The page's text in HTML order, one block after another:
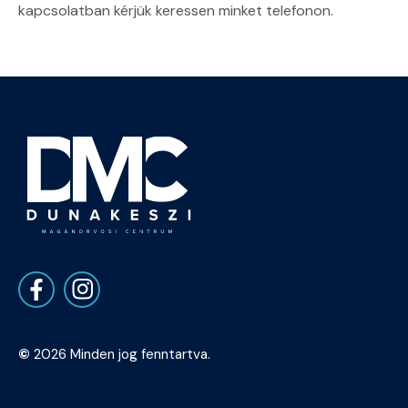
kapcsolatban kérjük keressen minket telefonon.
© 2026 Minden jog fenntartva.